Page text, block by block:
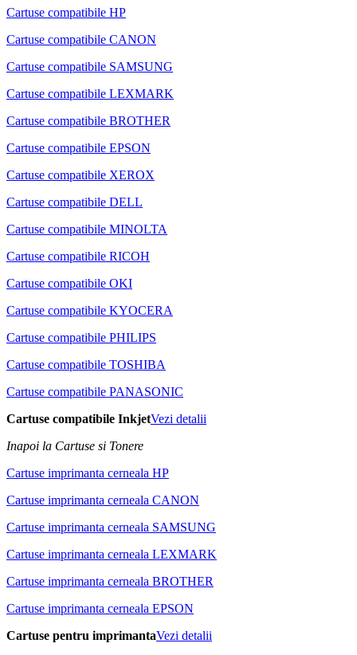
Cartuse compatibile HP
Cartuse compatibile CANON
Cartuse compatibile SAMSUNG
Cartuse compatibile LEXMARK
Cartuse compatibile BROTHER
Cartuse compatibile EPSON
Cartuse compatibile XEROX
Cartuse compatibile DELL
Cartuse compatibile MINOLTA
Cartuse compatibile RICOH
Cartuse compatibile OKI
Cartuse compatibile KYOCERA
Cartuse compatibile PHILIPS
Cartuse compatibile TOSHIBA
Cartuse compatibile PANASONIC
Cartuse compatibile InkjetVezi detalii
Inapoi la Cartuse si Tonere
Cartuse imprimanta cerneala HP
Cartuse imprimanta cerneala CANON
Cartuse imprimanta cerneala SAMSUNG
Cartuse imprimanta cerneala LEXMARK
Cartuse imprimanta cerneala BROTHER
Cartuse imprimanta cerneala EPSON
Cartuse pentru imprimantaVezi detalii